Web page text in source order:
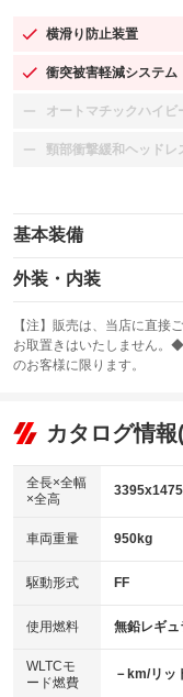
横滑り防止装置
：装備あり
衝突被害軽減システム
：装備あり
オートマチックハイビ
：装備なし
頸部衝撃緩和ヘッドレ
：装備なし
基本装備
エアバッグ：運転席/助
：装備あり
：装備なし
サンルーフ
：装備なし
リフトアップ
：装備なし
：装備なし
パワーウィンドウ
アイドリングストップ
：装備あり
USB入力端子
：装備あり
100V電源
：装備なし
センターデフロック
：装備なし
外装・内装
カーナビ：メモリーナ
：装備あり
TV：フルセグ
：装備あり
ビジュアル：-／DVD
：装備あり
アルミホイール：15イ
：装備あり
HID(キセノンライト)
バックカメラ
エアロ
：装備なし
【注】販売は、当店に直
お取置きはいたしません。
のお客様に限ります。
カタログ情
全長×全幅
×全高
車両重量 950kg
駆動形式 FF
使用燃料 無鉛レギ
WLTCモ
ード燃費
－km/リッ